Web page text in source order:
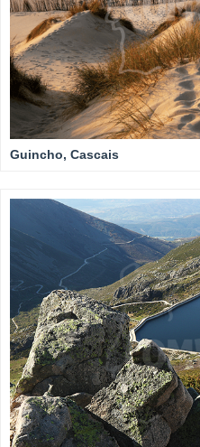
Guincho, Cascais